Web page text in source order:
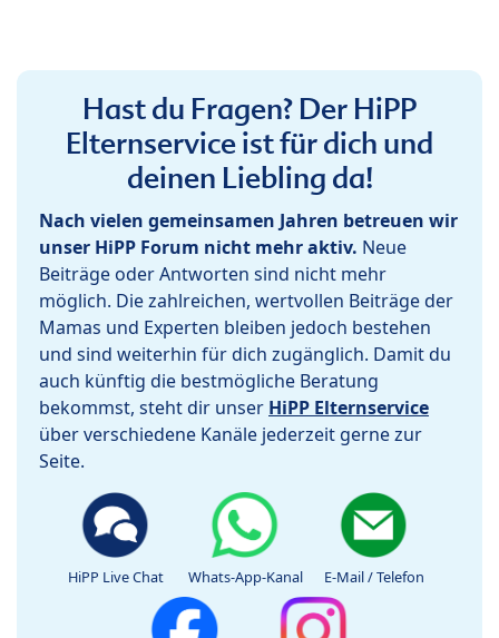
Hast du Fragen? Der HiPP
Elternservice ist für dich und
deinen Liebling da!
Nach vielen gemeinsamen Jahren betreuen wir
unser HiPP Forum nicht mehr aktiv. Neue
Beiträge oder Antworten sind nicht mehr
möglich. Die zahlreichen, wertvollen Beiträge der
Mamas und Experten bleiben jedoch bestehen
und sind weiterhin für dich zugänglich. Damit du
auch künftig die bestmögliche Beratung
bekommst, steht dir unser HiPP Elternservice
über verschiedene Kanäle jederzeit gerne zur
Seite.
HiPP Live Chat Whats-App-Kanal E-Mail / Telefon